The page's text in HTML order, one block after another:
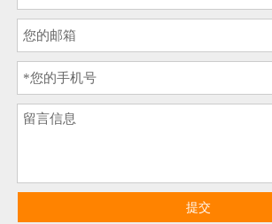
提交